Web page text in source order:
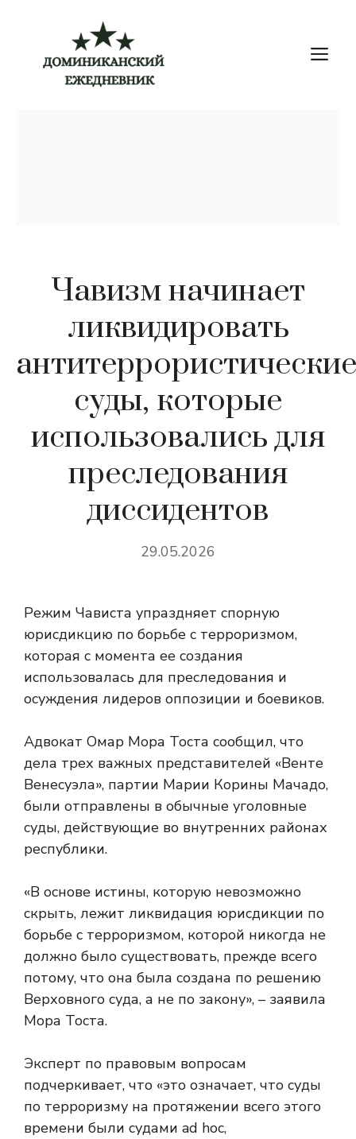
содержимому
Чавизм начинает
ликвидировать
антитеррористические
суды, которые
использовались для
преследования
диссидентов
29.05.2026
Режим Чависта упраздняет спорную
юрисдикцию по борьбе с терроризмом,
которая с момента ее создания
использовалась для преследования и
осуждения лидеров оппозиции и боевиков.
Адвокат Омар Мора Тоста сообщил, что
дела трех важных представителей «Венте
Венесуэла», партии Марии Корины Мачадо,
были отправлены в обычные уголовные
суды, действующие во внутренних районах
республики.
«В основе истины, которую невозможно
скрыть, лежит ликвидация юрисдикции по
борьбе с терроризмом, которой никогда не
должно было существовать, прежде всего
потому, что она была создана по решению
Верховного суда, а не по закону», – заявила
Мора Тоста.
Эксперт по правовым вопросам
подчеркивает, что «это означает, что суды
по терроризму на протяжении всего этого
времени были судами ad hoc,